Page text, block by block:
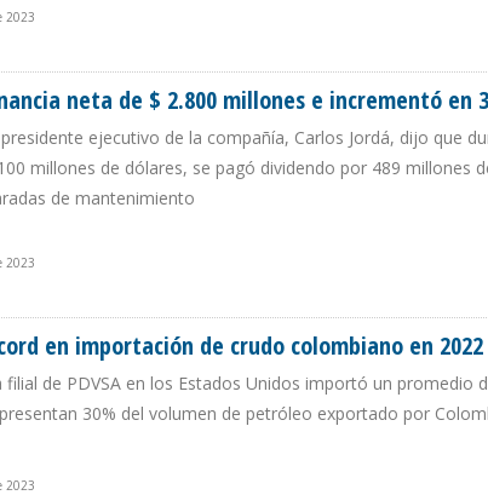
2023
neta de $ 2.800 millones e incrementó en
presidente ejecutivo de la compañía, Carlos Jordá, dijo que
millones de dólares, se pagó dividendo por 489 millones
de mantenimiento
2023
en importación de crudo colombiano en
filial de PDVSA en los Estados Unidos importó un promedio
30% del volumen de petróleo exportado por
2023